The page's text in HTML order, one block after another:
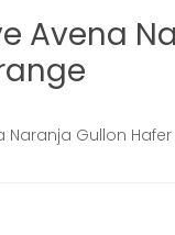
Avena
Naranja Gullon